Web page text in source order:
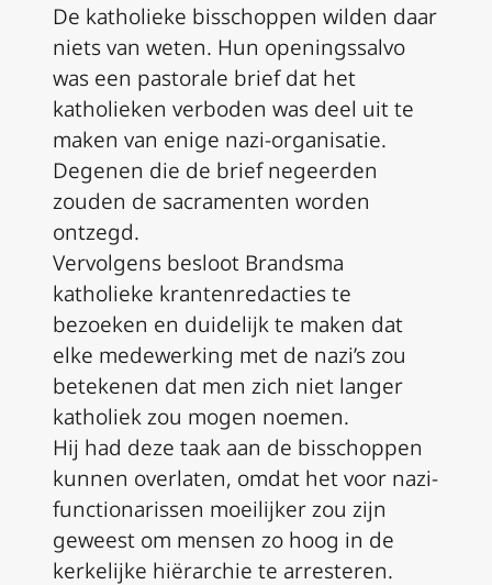
De katholieke bisschoppen wilden daar
niets van weten. Hun openingssalvo
was een pastorale brief dat het
katholieken verboden was deel uit te
maken van enige nazi-organisatie.
Degenen die de brief negeerden
zouden de sacramenten worden
ontzegd.
Vervolgens besloot Brandsma
katholieke krantenredacties te
bezoeken en duidelijk te maken dat
elke medewerking met de nazi’s zou
betekenen dat men zich niet langer
katholiek zou mogen noemen.
Hij had deze taak aan de bisschoppen
kunnen overlaten, omdat het voor nazi-
functionarissen moeilijker zou zijn
geweest om mensen zo hoog in de
kerkelijke hiërarchie te arresteren.